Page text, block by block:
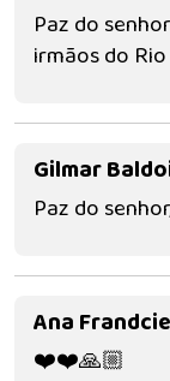
Paz do
irmãos do
Gilmar
Paz do
Ana
❤️❤️🙏🏼